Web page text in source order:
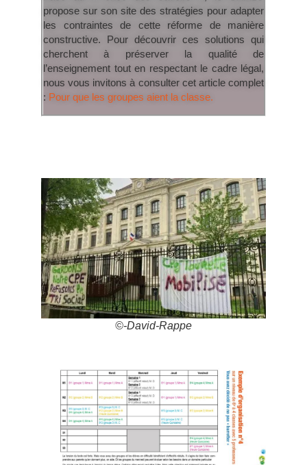
propose sur son site des stratégies pour adapter
les contraintes de cette réforme de manière
constructive. Pour découvrir ces solutions qui
cherchent à préserver la qualité de
l’enseignement tout en respectant le cadre légal,
nous vous invitons à consulter cet article complet
: Pour que les groupes aient la classe.
©-David-Rappe